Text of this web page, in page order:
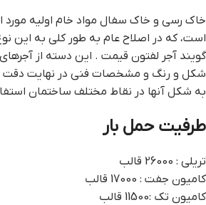
خاک رسی و خاک سفال مواد خام اولیه مورد
است، که در اصلاح عام به طور کلی به این
گویند آجر لفتون قيمت . این دسته از
شکل و رنگ و مشخصات فنی در نهایت دقت
به شکل آنها در نقاط مختلف ساختمان
طرفیت حمل بار
تریلی : 26000 قالب
کامیون جفت : 17000 قالب
کامیون تک :11500 قالب